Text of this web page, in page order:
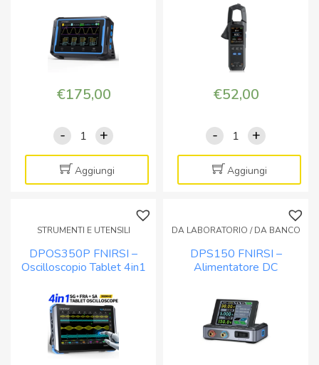
€175,00
-
2C53P
FNIRSI
Oscilloscopio
in-
1
con
e
generatore
quantità
+
Aggiungi
€52,00
-
DMC100
FNIRSI
Pinza
con
Display
a
quantità
+
Aggiungi
STRUMENTI E UTENSILI
DPOS350P FNIRSI –
Oscilloscopio Tablet 4in1
DA LABORATORIO / DA BANCO
DPS150 FNIRSI –
Alimentatore DC